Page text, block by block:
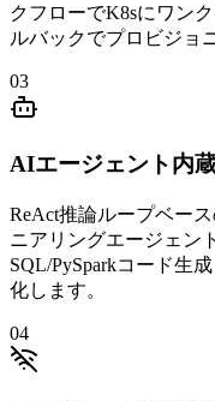
クフローでK8sにワン
ルバックでプロビジョ
03
AIエージェント内
ReAct推論ループベー
ニアリングエージェン
SQL/PySparkコード生
化します。
04